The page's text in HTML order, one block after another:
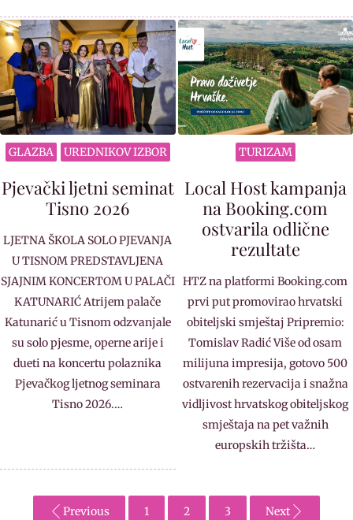
GLAZBA UREDNIKOV IZBOR
Pjevački ljetni seminat
Tisno 2026
LJETNA ŠKOLA SOLO PJEVANJA
U TISNOM PREDSTAVLJENA
SJAJNIM KONCERTOM U PALAČI
KATUNARIĆ Atrijem palače
Katunarić u Tisnom odzvanjale
su solo pjesme, operne arije i
dueti na koncertu polaznika
Pjevačkog ljetnog seminara
Tisno 2026.…
TURIZAM
Local Host kampanja
na Booking.com
ostvarila odlične
rezultate
HTZ na platformi Booking.com
prvi put promovirao hrvatski
obiteljski smještaj Pripremio:
Tomislav Radić Više od osam
milijuna impresija, gotovo 500
ostvarenih rezervacija i snažna
vidljivost hrvatskog obiteljskog
smještaja na pet važnih
europskih tržišta…
Previous 1 2 3 Next